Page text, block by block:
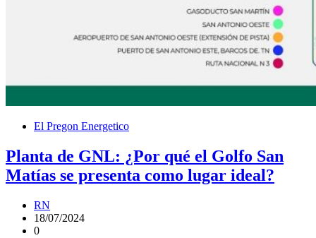
El Pregon Energetico
Planta de GNL: ¿Por qué el Golfo San
Matías se presenta como lugar ideal?
RN
18/07/2024
0